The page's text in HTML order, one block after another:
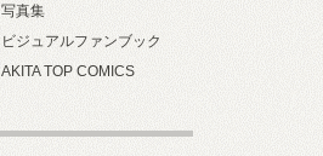
写真集
ビジュアルファンブック
AKITA TOP COMICS